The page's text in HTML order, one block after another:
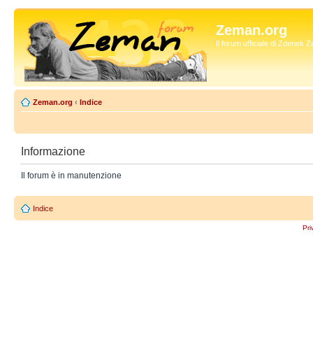
Zeman.org
Il forum ufficiale di Zdenek
Zeman.org ‹ Indice
Informazione
Il forum è in manutenzione
Indice